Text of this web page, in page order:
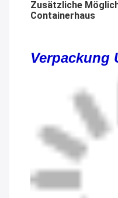
Zusätzliche
Containerhaus
Verpackung